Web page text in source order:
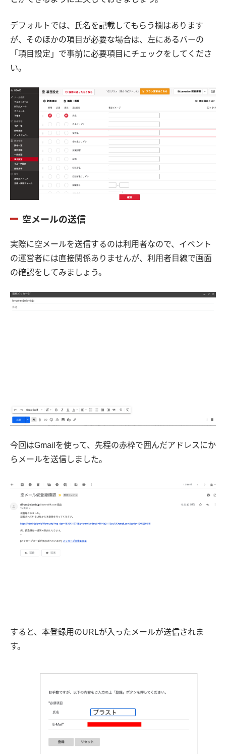
デフォルトでは、氏名を記載してもらう欄はあります
が、そのほかの項目が必要な場合は、左にあるバーの
「項目設定」で事前に必要項目にチェックをしてくださ
い。
空メールの送信
実際に空メールを送信するのは利用者なので、イベント
の運営者には直接関係ありませんが、利用者目線で画面
の確認をしてみましょう。
今回はGmailを使って、先程の赤枠で囲んだアドレスにか
らメールを送信しました。
すると、本登録用のURLが入ったメールが送信されま
す。